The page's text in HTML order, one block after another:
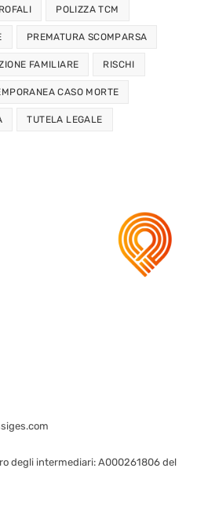
POLIZZA TCM
PREMATURA SCOMPARSA
FAMILIARE RISCHI
CASO MORTE
TUTELA LEGALE
degli intermediari: A000261806 del